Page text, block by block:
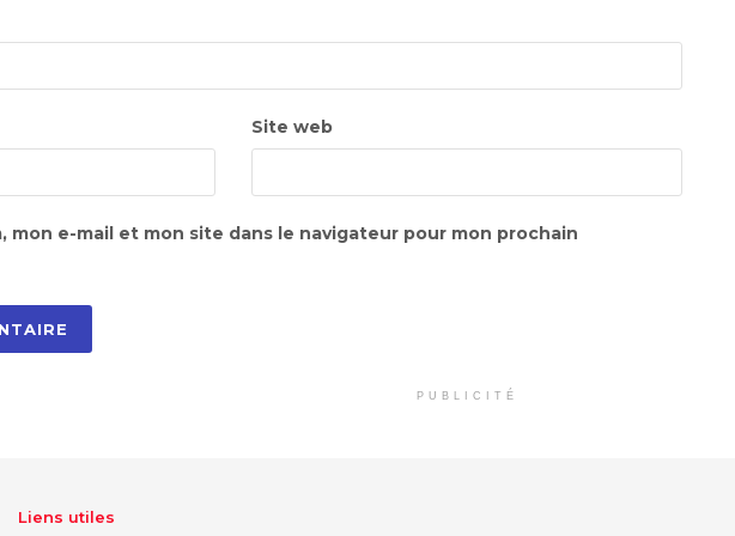
Site web
mon e-mail et mon site dans le navigateur pour mon prochain
PUBLICITÉ
Liens utiles